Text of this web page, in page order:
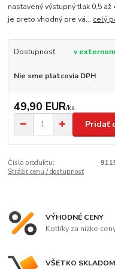
nastavený výstupný tlak 0,5
je preto vhodný pre vä... celý
Dostupnosť v
Nie sme platcovia DPH
49,90 EUR/ks
Pridať
Číslo produktu:
Strážiť cenu / dostupnosť
VÝHODNÉ CENY
Kotlíky za nízke
VŠETKO SKLADOM